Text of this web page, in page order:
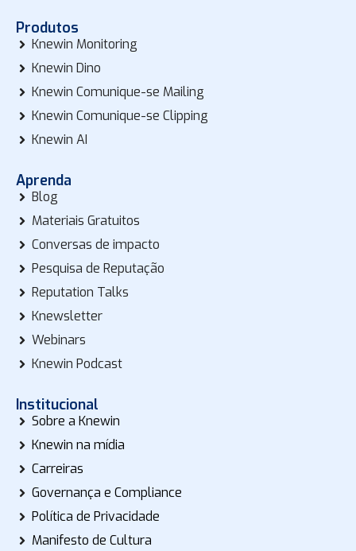
Produtos
Knewin Monitoring
Knewin Dino
Knewin Comunique-se Mailing
Knewin Comunique-se Clipping
Knewin AI
Aprenda
Blog
Materiais Gratuitos
Conversas de impacto
Pesquisa de Reputação
Reputation Talks
Knewsletter
Webinars
Knewin Podcast
Institucional
Sobre a Knewin
Knewin na mídia
Carreiras
Governança e Compliance
Política de Privacidade
Manifesto de Cultura